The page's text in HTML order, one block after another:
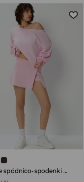
Gładkie spódnico-spodenki z modalem różowe